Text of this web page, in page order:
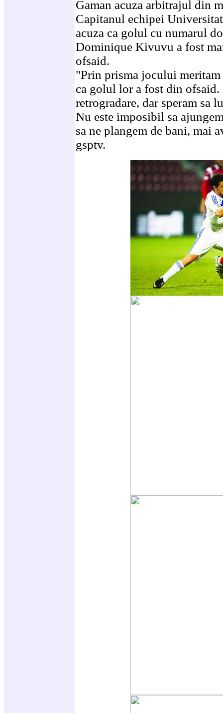
Gaman acuza arbitrajul din
Capitanul echipei
acuza ca golul cu numarul
Dominique Kivuvu a fost
ofsaid.
"Prin prisma jocului
ca golul lor a fost din ofsaid.
retrogradare, dar speram sa
Nu este imposibil sa
sa ne plangem de bani, mai
gsptv.